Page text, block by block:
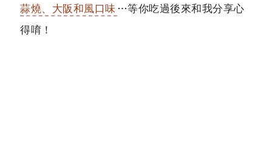
蒜燒、大阪和風口味 …等你吃過後來和我分享心
得唷！